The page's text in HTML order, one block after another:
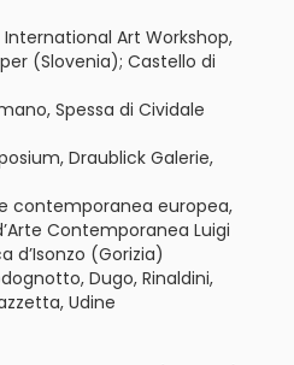
International Art Workshop,
(Slovenia); Castello di
Spessa di Cividale
Draublick Galerie,
contemporanea europea,
Contemporanea Luigi
d’Isonzo (Gorizia)
Dugo, Rinaldini,
Udine